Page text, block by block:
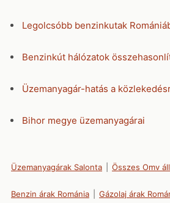
Legolcsóbb benzinkutak
Benzinkút hálózatok
Üzemanyagár-hatás a
Bihor megye üzemanyagárai
Üzemanyagárak Salonta Összes Omv
Benzin árak Románia Gázolaj árak